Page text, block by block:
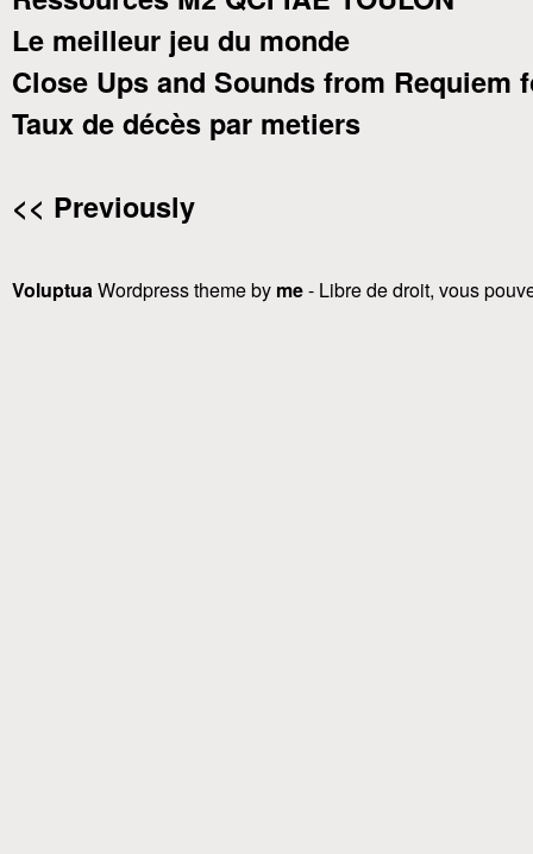
Le meilleur jeu du monde
Close Ups and Sounds from Requiem
Taux de décès par metiers
<< Previously
VoluptuaWordpress theme by me- Libre de droit, vous